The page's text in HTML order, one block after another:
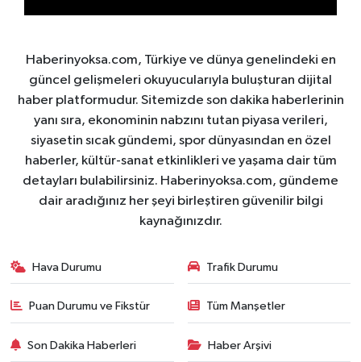
Haberinyoksa.com, Türkiye ve dünya genelindeki en
güncel gelişmeleri okuyucularıyla buluşturan dijital
haber platformudur. Sitemizde son dakika haberlerinin
yanı sıra, ekonominin nabzını tutan piyasa verileri,
siyasetin sıcak gündemi, spor dünyasından en özel
haberler, kültür-sanat etkinlikleri ve yaşama dair tüm
detayları bulabilirsiniz. Haberinyoksa.com, gündeme
dair aradığınız her şeyi birleştiren güvenilir bilgi
kaynağınızdır.
Hava Durumu Trafik Durumu
Puan Durumu ve Fikstür Tüm Manşetler
Son Dakika Haberleri Haber Arşivi